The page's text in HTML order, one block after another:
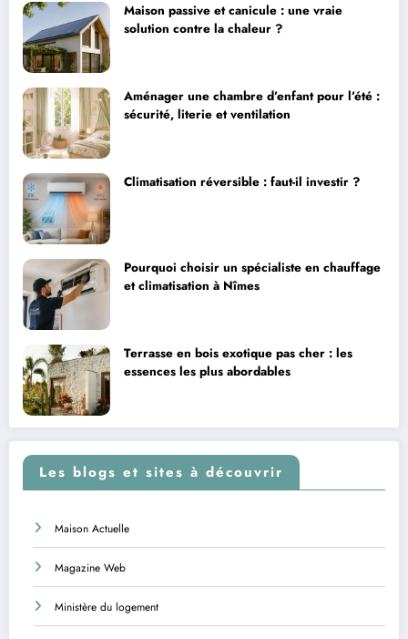
Maison passive et canicule : une vraie
solution contre la chaleur ?
Aménager une chambre d’enfant pour l’été :
sécurité, literie et ventilation
Climatisation réversible : faut-il investir ?
Pourquoi choisir un spécialiste en chauffage
et climatisation à Nîmes
Terrasse en bois exotique pas cher : les
essences les plus abordables
Les blogs et sites à découvrir
Maison Actuelle
Magazine Web
Ministère du logement